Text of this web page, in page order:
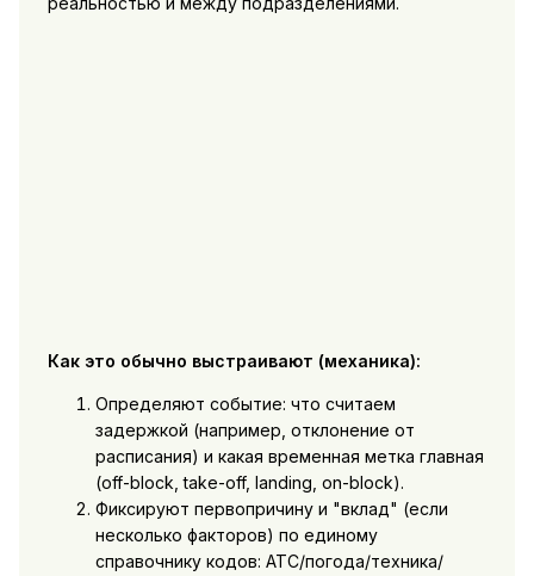
Как это обычно выстраивают (механика):
Определяют событие: что считаем
задержкой (например, отклонение от
расписания) и какая временная метка главная
(off-block, take-off, landing, on-block).
Фиксируют первопричину и "вклад" (если
несколько факторов) по единому
справочнику кодов: ATC/погода/техника/